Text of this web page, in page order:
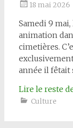
18 mai 2026
Samedi 9
animation
cimetières.
année il fêtait
Lire le reste
Culture